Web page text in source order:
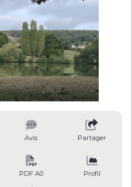
Avis Partager
PDF A0 Profil